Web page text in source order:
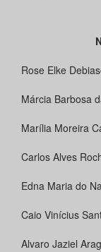
Rose Elke
Márcia Barbosa
Marília Moreira
Carlos Alves
Edna Maria do
Caio Vinícius
Alvaro Jaziel